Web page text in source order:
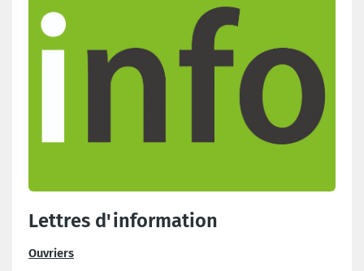
Lettres d'information
Ouvriers